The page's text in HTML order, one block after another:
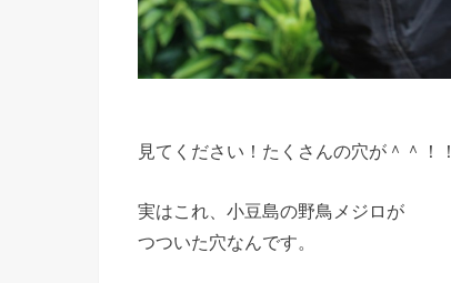
見てください！たくさんの穴が＾＾！！
実はこれ、小豆島の野鳥メジロが
つついた穴なんです。